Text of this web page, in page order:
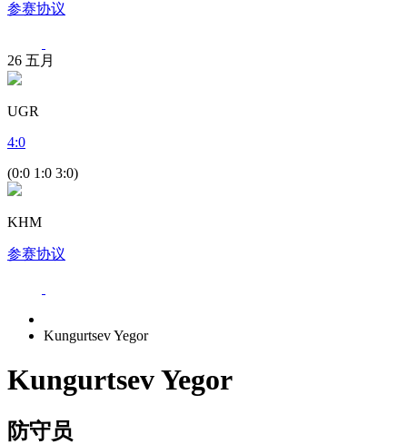
参赛协议
26 五月
UGR
4:0
(0:0 1:0 3:0)
KHM
参赛协议
Kungurtsev Yegor
Kungurtsev Yegor
防守员